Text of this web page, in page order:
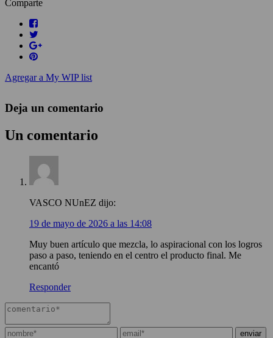
Comparte
Agregar a My WIP list
Deja un comentario
Un comentario
VASCO NUnEZ dijo:
19 de mayo de 2026 a las 14:08
Muy buen artículo que mezcla, lo aspiracional con los logros
paso a paso, teniendo en el centro el producto final. Me
encantó
Responder